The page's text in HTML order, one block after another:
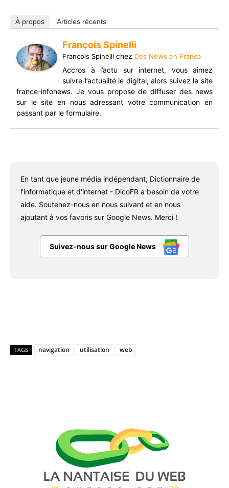
À propos Articles récents
François Spinelli
François Spinelli chez Des News en France
Accros à l’actu sur internet, vous aimez
suivre l’actualité le digital, alors suivez le site
france-infonews. Je vous propose de diffuser des news
sur le site en nous adressant votre communication en
passant par le formulaire.
En tant que jeune média indépendant, Dictionnaire de
l'informatique et d'internet - DicoFR a besoin de votre
aide. Soutenez-nous en nous suivant et en nous
ajoutant à vos favoris sur Google News. Merci !
Suivez-nous sur Google News
TAGS navigation utilisation web